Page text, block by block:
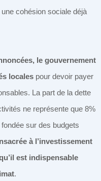
cohésion sociale déjà
le gouvernement
locales pour devoir payer
La part de la dette
ne représente que 8%
sur des budgets
à l’investissement
est indispensable
.